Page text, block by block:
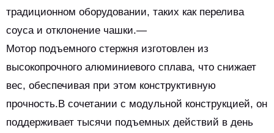
традиционном оборудовании, таких как перелива
соуса и отклонение чашки.—
Мотор подъемного стержня изготовлен из
высокопрочного алюминиевого сплава, что снижает
вес, обеспечивая при этом конструктивную
прочность.В сочетании с модульной конструкцией, он
поддерживает тысячи подъемных действий в день